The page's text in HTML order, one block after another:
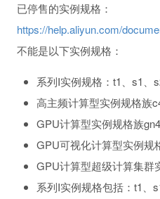
已停售的实例规格：
https://help.aliyun.com/
不能是以下实例规格：
系列I实例规格：t1、s1、
高主频计算型实例规格族
GPU计算型实例规格族gn4
GPU可视化计算型实例规
GPU计算型超级计算集群
系列I实例规格包括：t1、